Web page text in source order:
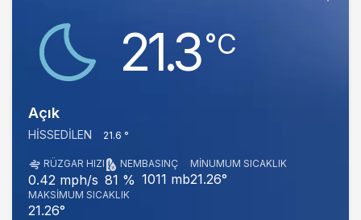
21.3‎°C
Açık
HISSEDILEN 21.6 °
RÜZGAR HIZI
0.42 mph/s
NEM
81 %
BASINÇ
1011 mb
MINUMUM SICAKLIK
21.26°
MAKSIMUM SICAKLIK
21.26°